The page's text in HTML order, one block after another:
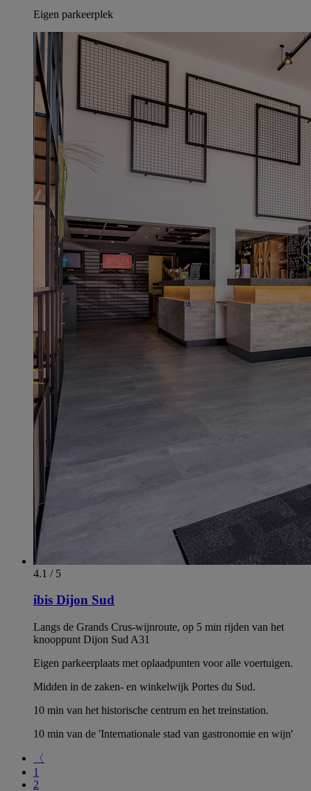
Eigen parkeerplek
4.1 / 5
ibis Dijon Sud
Langs de Grands Crus-wijnroute, op 5 min rijden van het
knooppunt Dijon Sud A31
Eigen parkeerplaats met oplaadpunten voor alle voertuigen.
Midden in de zaken- en winkelwijk Portes du Sud.
10 min van het historische centrum en het treinstation.
10 min van de 'Internationale stad van gastronomie en wijn'
〈
1
2